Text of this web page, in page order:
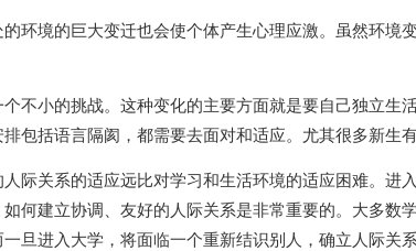
环境的巨大变迁也会使个体产生心理应激。虽然环境
不小的挑战。这种变化的主要方面就是要自己独立生
包括语言隔阂，都需要去面对和适应。尤其很多新生
际关系的适应远比对学习和生活环境的适应困难。进
何建立协调、友好的人际关系是非常重要的。大多数
旦进入大学，将面临一个重新结识别人，确立人际关